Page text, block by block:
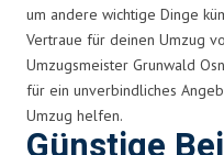
um andere wichtige Dinge
Vertraue für deinen Umzug
Umzugsmeister Grunwald
für ein unverbindliches
Umzug helfen.